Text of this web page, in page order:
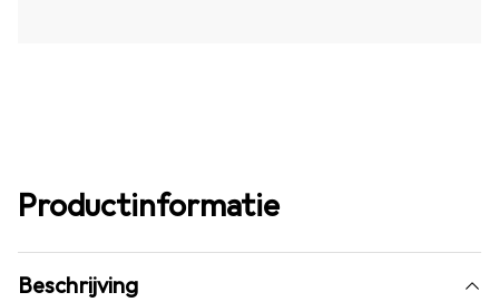
Productinformatie
Beschrijving